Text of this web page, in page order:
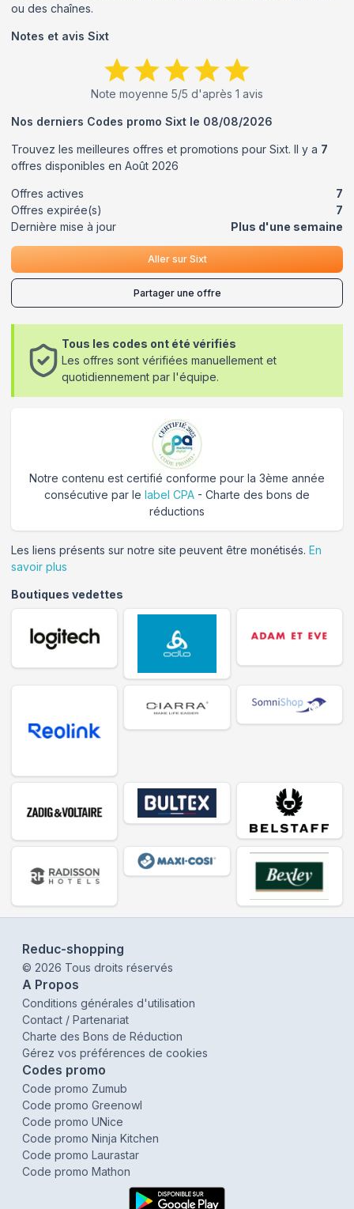
ou des chaînes.
Notes et avis Sixt
Note moyenne 5/5 d'après 1 avis
Nos derniers Codes promo Sixt le 08/08/2026
Trouvez les meilleures offres et promotions pour Sixt. Il y a 7
offres disponibles en Août 2026
Offres actives
7
Offres expirée(s)
7
Dernière mise à jour
Plus d'une semaine
Aller sur Sixt
Partager une offre
Tous les codes ont été vérifiés
Les offres sont vérifiées manuellement et
quotidiennement par l'équipe.
Notre contenu est certifié conforme pour la 3ème année
consécutive par le label CPA - Charte des bons de
réductions
Les liens présents sur notre site peuvent être monétisés. En
savoir plus
Boutiques vedettes
Reduc-shopping
© 2026 Tous droits réservés
A Propos
Conditions générales d'utilisation
Contact / Partenariat
Charte des Bons de Réduction
Gérez vos préférences de cookies
Codes promo
Code promo Zumub
Code promo Greenowl
Code promo UNice
Code promo Ninja Kitchen
Code promo Laurastar
Code promo Mathon